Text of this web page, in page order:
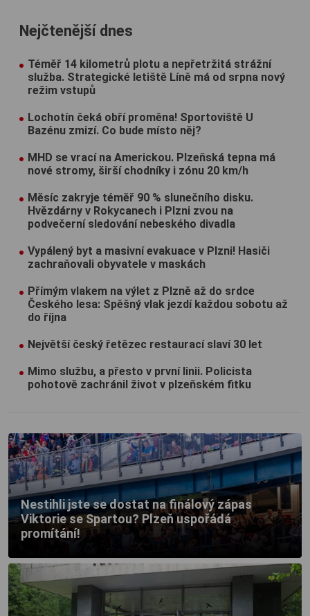
Nejčtenější dnes
Téměř 14 kilometrů plotu a nepřetržitá strážní
služba. Strategické letiště Líně má od srpna nový
režim vstupů
Lochotín čeká obří proměna! Sportoviště U
Bazénu zmizí. Co bude místo něj?
MHD se vrací na Americkou. Plzeňská tepna má
nové stromy, širší chodníky i zónu 20 km/h
Měsíc zakryje téměř 90 % slunečního disku.
Hvězdárny v Rokycanech i Plzni zvou na
podvečerní sledování nebeského divadla
Vypálený byt a masivní evakuace v Plzni! Hasiči
zachraňovali obyvatele v maskách
Přímým vlakem na výlet z Plzně až do srdce
Českého lesa: Spěšný vlak jezdí každou sobotu až
do října
Největší český řetězec restaurací slaví 30 let
Mimo službu, a přesto v první linii. Policista
pohotově zachránil život v plzeňském fitku
Nestihli jste se dostat na finálový zápas
Viktorie se Spartou? Plzeň uspořádá
promítání!